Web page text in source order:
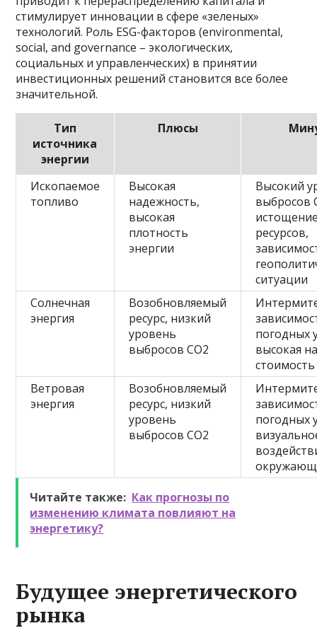
стимулирует инновации в сфере «зеленых»
технологий. Роль ESG-факторов (environmental,
social, and governance – экологических,
социальных и управленческих) в принятии
инвестиционных решений становится все более
значительной.
Тип
источника
энергии
Плюсы
Ископаемое
топливо
Высокая
надежность,
высокая
плотность
энергии
Высокий
выбросов
ресурсов,
ситуации
Солнечная
энергия
Возобновляемый
ресурс, низкий
уровень
выбросов CO2
погодных
высокая
стоимость
Ветровая
энергия
Возобновляемый
ресурс, низкий
уровень
выбросов CO2
погодных
Читайте также: Как прогнозы по
изменению климата повлияют на
энергетику?
Будущее энергетического
рынка